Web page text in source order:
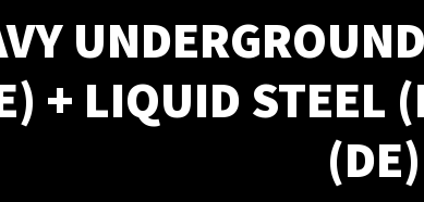
+ LIQUID STEEL
(DE)